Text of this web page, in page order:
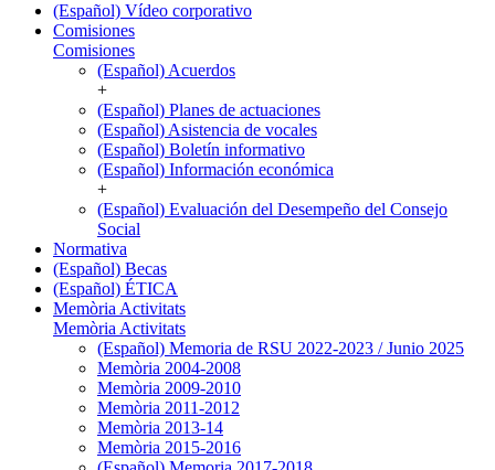
(Español) Vídeo corporativo
Comisiones
Comisiones
(Español) Acuerdos
+
(Español) Planes de actuaciones
(Español) Asistencia de vocales
(Español) Boletín informativo
(Español) Información económica
+
(Español) Evaluación del Desempeño del Consejo
Social
Normativa
(Español) Becas
(Español) ÉTICA
Memòria Activitats
Memòria Activitats
(Español) Memoria de RSU 2022-2023 / Junio 2025
Memòria 2004-2008
Memòria 2009-2010
Memòria 2011-2012
Memòria 2013-14
Memòria 2015-2016